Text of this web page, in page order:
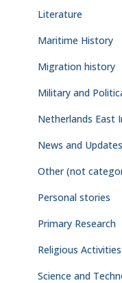
Literature
Maritime History
Migration history
Military and
Netherlands East
News and Updates
Other (not
Personal stories
Primary Research
Religious Activities
Science and